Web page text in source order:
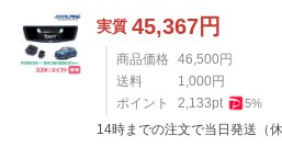
実質 45,367円
商品価格 46,500円
送料
1,000円
ポイント
2,133pt 5%
14時までの注文で当日発送（休